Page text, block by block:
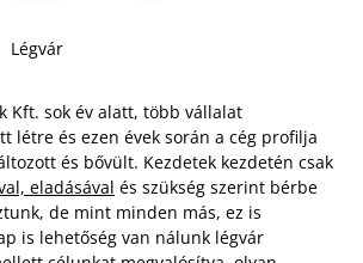
Légvár
Kft. sok év alatt, több vállalat
létre és ezen évek során a cég profilja
és bővült. Kezdetek kezdetén csak
eladásával és szükség szerint bérbe
de mint minden más, ez is
is lehetőség van nálunk légvár